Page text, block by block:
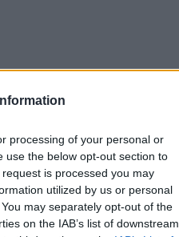
processing of your personal or
use the below opt-out section to
is processed you may
utilized by us or personal
may separately opt-out of the
on the IAB’s list of downstream